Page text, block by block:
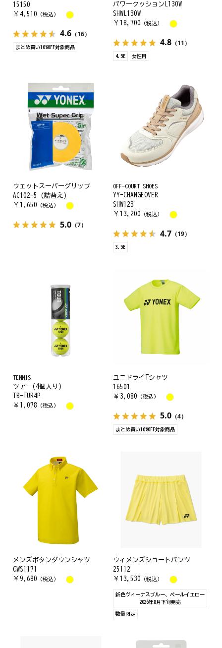
15150
￥ 4,510 （税込）
4.6 （16）
まとめ買い10%OFF対象商品
パワークッションL130W
SHWL130W
￥ 18,700 （税込）
4.8（11）
4.5E 女性用
ウェットスーパーグリップ
AC102-5 (詰替え)
￥ 1,650 （税込）
5.0 （7）
OFF-COURT SHOES
YY-CHANGEOVER
SHW123
￥ 13,200 （税込）
4.7（19）
3.5E
TENNIS
ツアー(4個入り)
TB-TUR4P
￥ 1,078 （税込）
ユニドライTシャツ
16501
￥ 3,080 （税込）
5.0（4）
まとめ買い10%OFF対象商品
メンズボタンダウンシャツ
GWS1171
￥ 9,680 （税込）
ウィメンズショートパンツ
25112
￥ 13,530 （税込）
新色ヴィーナスブルー、ペールイエロー
2026年8月下旬発売
数量限定